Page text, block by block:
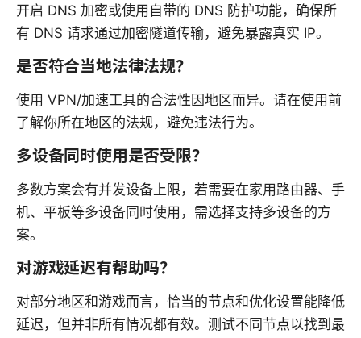
开启 DNS 加密或使用自带的 DNS 防护功能，确保所
有 DNS 请求通过加密隧道传输，避免暴露真实 IP。
是否符合当地法律法规？
使用 VPN/加速工具的合法性因地区而异。请在使用前
了解你所在地区的法规，避免违法行为。
多设备同时使用是否受限？
多数方案会有并发设备上限，若需要在家用路由器、手
机、平板等多设备同时使用，需选择支持多设备的方
案。
对游戏延迟有帮助吗？
对部分地区和游戏而言，恰当的节点和优化设置能降低
延迟，但并非所有情况都有效。测试不同节点以找到最